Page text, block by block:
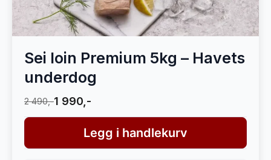
Sei loin Premium 5kg – Havets
underdog
2 490,-1 990,-
Legg i handlekurv